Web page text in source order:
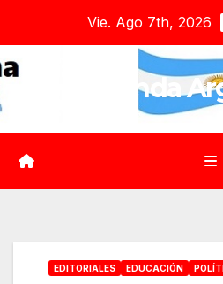
contenido
Vie. Ago 7th, 2026
Agenda
EDITORIALES EDUCACIÓN